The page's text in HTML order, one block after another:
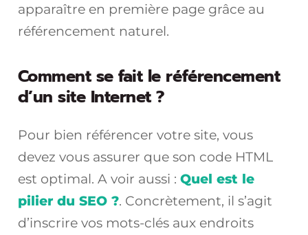
apparaître en première page grâce au
référencement naturel.
Comment se fait le référencement
d’un site Internet ?
Pour bien référencer votre site, vous
devez vous assurer que son code HTML
est optimal. A voir aussi : Quel est le
pilier du SEO ?. Concrètement, il s’agit
d’inscrire vos mots-clés aux endroits